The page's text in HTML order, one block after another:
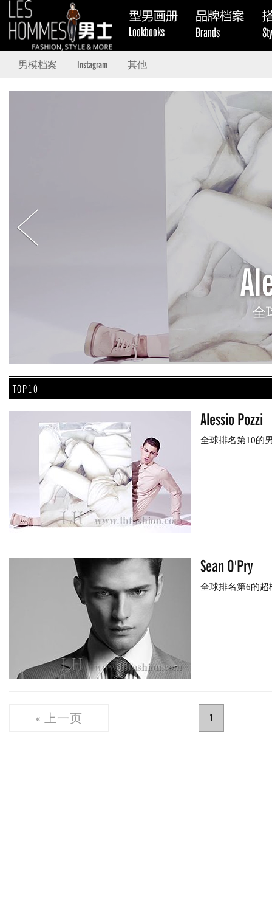
男模档案 Instagram 其他
全
TOP10
Alessio Pozzi
全球排名第10的
Sean O'Pry
全球排名第6的超
« 上一页 1